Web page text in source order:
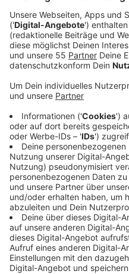
Anzeige
Diese Urlaubssaison wird
Beschränkungen noch
den Flughäfen in NRW
denen wir im Moment
Mindestabstand und
beim Gepäck gelten
Düsseldorf zum Beispiel,
Handgepäckstück mit in
einem sind auch
gemeint. Hat man eine
keinen kleinen Koffer
Daneben gibt es noch
allerdings auch von
seien können. Vor dem